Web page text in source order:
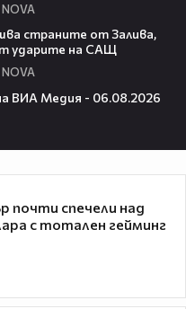
страните от Залива,
ударите на САЩ
ВИА Медия - 06.08.2026
почти спечели над
с тотален гейминг